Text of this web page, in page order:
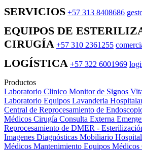
SERVICIOS +57 313 8408686
EQUIPOS DE
CIRUGÍA +57 310 2361255
LOGÍSTICA +57 322 6001969
Productos
Laboratorio Clinico Monitor de Signos
Laboratorio Equipos Lavanderia
Central de Reprocesamiento de
Médicos Cirugía Consulta Externa
Reprocesamiento de DMER -
Imagenes Diagnósticas Mobiliario
Médicos Mantenimiento Equipos Médicos